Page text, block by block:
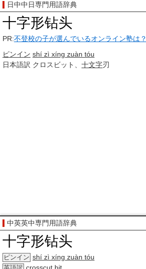
日中中日専門用語辞典
十字形钻头
PR:不登校の子が選んでいるオンライン塾は？
ピンイン shí zì xíng zuàn tóu
日本語訳 クロスビット、 十文字刃
中英英中専門用語辞典
十字形钻头
ピンイン shí zì xíng zuàn tóu